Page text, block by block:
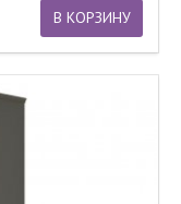
В КОРЗИНУ